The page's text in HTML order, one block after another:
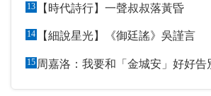
13 【時代詩行】一聲叔叔落黃昏
14 【細說星光】《御廷謠》吳謹言
15 周嘉洛：我要和「金城安」好好告